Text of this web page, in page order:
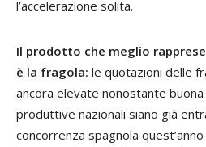
l’accelerazione solita.
Il prodotto che meglio
è la fragola: le quotazioni delle
ancora elevate nonostante
produttive nazionali siano già
concorrenza spagnola